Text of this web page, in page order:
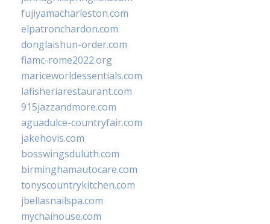
fujiyamacharleston.com
elpatronchardon.com
donglaishun-order.com
fiamc-rome2022.org
mariceworldessentials.com
lafisheriarestaurant.com
915jazzandmore.com
aguadulce-countryfair.com
jakehovis.com
bosswingsduluth.com
birminghamautocare.com
tonyscountrykitchen.com
jbellasnailspa.com
mychaihouse.com